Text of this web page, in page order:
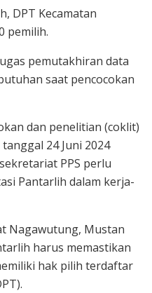
DPT Kecamatan
pemilih.
pemutakhiran data
saat pencocokan
dan penelitian (coklit)
24 Juni 2024
PPS perlu
Pantarlih dalam kerja-
Nagawutung, Mustan
harus memastikan
hak pilih terdaftar